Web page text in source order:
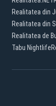
Realitatea din
Realitatea din
Realitatea de
Tabu Nightlife